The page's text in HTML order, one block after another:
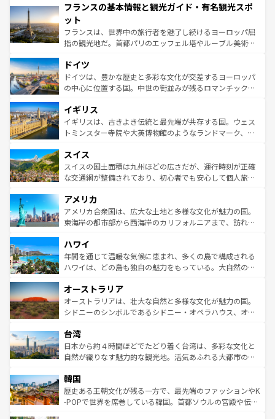
ませてくれるイタリアで、忘れられない旅をしてみよう！
なお、新着のイタリア情報は
しい。
文化が根付くこの国では、情熱的なフラメンコ、熱気あふ
れる闘牛、そして美味しいタパスが生活の一部となってい
る。首都マドリードの洗練された雰囲気や、バルセロナの
アートに溢れた街角から、地方では古代ローマ遺跡や中世
せる。地方によって風土や気候が異なるスペインはその個
性で訪れる人を魅了する。 なお、新着のスペイン情報は コ
ンテンツ一覧を参照してほしい。
フランスの基本情報と観光ガイド・有名観光スポ
ット
フランスは、世界中の旅行者を魅了し続けるヨーロッパ屈
指の観光地だ。首都パリのエッフェル塔やルーブル美術館
で、幅広い魅力が詰まっている。華麗な宮殿、歴史的な大
聖堂、美しいビーチ、そして豊かな自然が、訪れる者を心
から魅了する。また、フランスは美食の国としても知ら
いる。シャンパンの発祥地であるランス、プロヴァンスの
香り高いラベンダー畑など、多彩な楽しみ方が可能だ。さ
らに、パリ以外の地域にも魅力が溢れており、どの街角に
れる地方に足を運ぶとそれぞれで全く異なる文化を体験で
きるだろう。 なお、新着のフランス情報はコンテンツ一覧
を参照してほしい。
ドイツ
ドイツは、豊かな歴史と多彩な文化が交差するヨーロッパ
の中心に位置する国。中世の街並みが残るロマンチック街
顔を持つこの国は、どこを歩いても飽きることがない。ベ
ルリンの文化的活気、バイエルン州のアルプスの絶景、そ
してライン川沿いのワイン畑といった風景は必見。ビール
は、お酒好きな人にはぜひ体験してほしい。 なお、新着の
ドイツ情報はコンテンツ一覧を参照してほしい。
イギリス
イギリスは、古きよき伝統と最先端が共存する国。ウェス
トミンスター寺院や大英博物館のようなランドマーク、歴
リアごとに異なる魅力がある。また、優雅なアフタヌーン
ティー、ビール好きにはたまらない英国パブ、サッカー観
戦など、本場だからこそできる体験も豊富。イギリスを旅
ンツ一覧を参照してほしい。
スイス
スイスの国土面積は九州ほどの広さだが、運行時刻が正確
な交通網が整備されており、初心者でも安心して個人旅行
の建物がそのまま残る町や、スイスならではのユニークな
博物館もあり、アルプス観光だけでなく町歩きも満喫する
ことができる。国民の所得が高いため物価も高いが、旅行
ば市内交通費無料で観光を楽しむこともできる。 なお、新
着のスイス情報はコンテンツ一覧 を参照してほしい。
アメリカ
アメリカ合衆国は、広大な土地と多様な文化が魅力の国。
東海岸の都市部から西海岸のカリフォルニアまで、訪れる
のような巨大都市は、観光、ショッピング、エンターテイ
ンメントが詰まった刺激的なスポットだ。一方、アメリカ
西部には大自然が広がり、グランドキャニオンやイエロー
部のニューオーリンズでは、音楽と美食が融合した独特の
文化が魅力。旅行者はアメリカの各地域で異なる魅力を楽
しみながら、その多様性と豊かな歴史を感じることができ
ならではの贅沢な旅のスタイルだ。 なお、新着のアメリカ
情報はコンテンツ一覧を参照してほしい。
ハワイ
年間を通じて温暖な気候に恵まれ、多くの島で構成される
ハワイは、どの島も独自の魅力をもっている。大自然の神
ワイ島は見逃せない。また、定番の観光地といえばオアフ
島だが、静かな自然を求めるならマウイ島やカウアイ島が
おすすめ。エメラルドグリーンに輝く海をはじめ、豊かな
れるおもてなしの心で訪れる人々を迎えてくれるハワイの
人々、おいしいローカルフードやハワイアンミュージッ
ク、伝統的なフラダンスなど、すべてがハワイの魅力を彩
ワイを、存分に味わってほしい。 なお、新着のハワイ情報
はコンテンツ一覧を参照してほしい。
オーストラリア
オーストラリアは、壮大な自然と多様な文化が魅力の国。
シドニーのシンボルであるシドニー・オペラハウス、オー
リアリーフや大陸中央部にそびえるウルル（エアーズロッ
ク）、タスマニアの美しい原生林やケアンズの熱帯雨林な
ど、見どころがたくさん。また、カフェやワイン、オージ
いる。アクティビティも充実しており、サーフィンやダイ
ビング、ハイキングなど、アウトドア好きにはたまらな
い。オーストラリアの多彩な魅力を存分に味わいつくそ
台湾
日本から約４時間ほどでたどり着く台湾は、多彩な文化と
自然が織りなす魅力的な観光地。活気あふれる大都市の台
ン）、静ひつな山岳地帯である台湾東部など、都市の喧騒
と山間の静けさが共存しており、訪れる人に新しい発見と
驚きをもたらしてくれる。また、奥深い台湾の食文化も魅
韓国
歴史ある王朝文化が残る一方で、最先端のファッションやK
-POPで世界を席巻している韓国。首都ソウルの宮殿や伝統